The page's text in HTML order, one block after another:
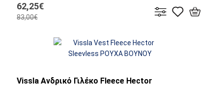
62,25€
83,00€
Vissla Ανδρικό Γιλέκο Fleece Hector